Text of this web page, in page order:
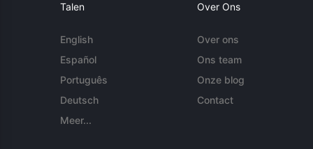
Talen
English
Español
Português
Deutsch
Meer...
Over Ons
Over ons
Ons team
Onze blog
Contact